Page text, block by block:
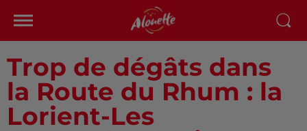
Trop de dégâts dans
la Route du Rhum : la
Lorient-Les